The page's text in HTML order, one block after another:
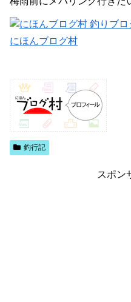
にほんブログ村
釣行記
スポン